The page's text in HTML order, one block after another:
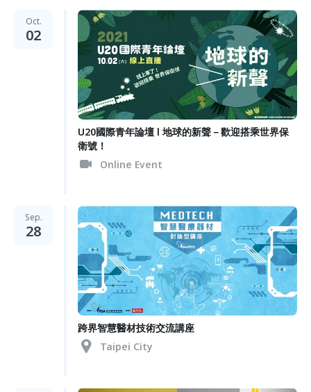
Oct.
02
U20國際青年論壇 l 地球的新聲－歡迎搭乘世界保
衛號！
Online Event
Sep.
28
跨界智慧醫材技術交流講座
Taipei City